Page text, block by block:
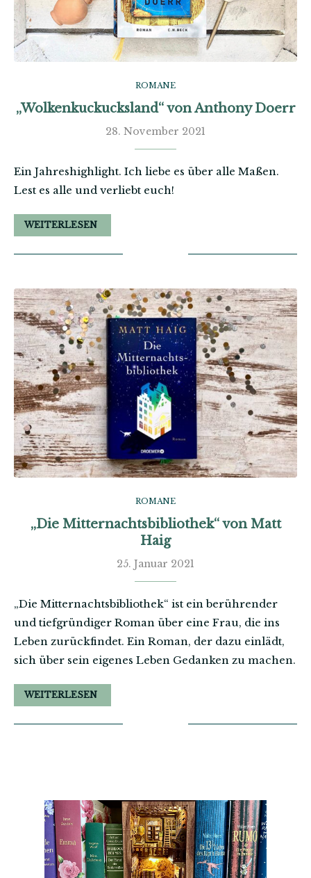
ROMANE
„Wolkenkuckucksland“ von Anthony Doerr
28. November 2021
Ein Jahreshighlight. Ich liebe es über alle Maßen.
Lest es alle und verliebt euch!
WEITERLESEN
ROMANE
„Die Mitternachtsbibliothek“ von Matt
Haig
25. Januar 2021
„Die Mitternachtsbibliothek“ ist ein berührender
und tiefgründiger Roman über eine Frau, die ins
Leben zurückfindet. Ein Roman, der dazu einlädt,
sich über sein eigenes Leben Gedanken zu machen.
WEITERLESEN